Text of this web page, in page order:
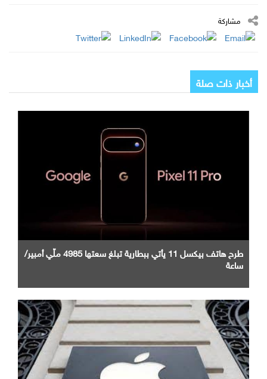
مشاركة
أخبار ذات صلة
طرح هاتف بيكسل 11 يأتي ببطارية تبلغ سعتها 4985 ملّي أمبير/
ساعة